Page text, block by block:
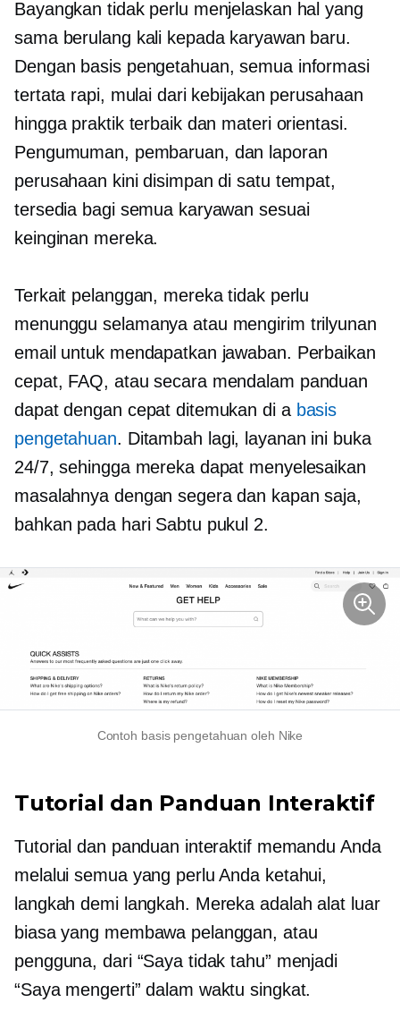
Bayangkan tidak perlu menjelaskan hal yang
sama berulang kali kepada karyawan baru.
Dengan basis pengetahuan, semua informasi
tertata rapi, mulai dari kebijakan perusahaan
hingga praktik terbaik dan materi orientasi.
Pengumuman, pembaruan, dan laporan
perusahaan kini disimpan di satu tempat,
tersedia bagi semua karyawan sesuai
keinginan mereka.
Terkait pelanggan, mereka tidak perlu
menunggu selamanya atau mengirim trilyunan
email untuk mendapatkan jawaban. Perbaikan
cepat, FAQ, atausecara mendalam panduan
dapat dengan cepat ditemukan di a basis
pengetahuan. Ditambah lagi, layanan ini buka
24/7, sehingga mereka dapat menyelesaikan
masalahnya dengan segera dan kapan saja,
bahkan pada hari Sabtu pukul 2.
Contoh basis pengetahuan oleh Nike
Tutorial dan Panduan Interaktif
Tutorial dan panduan interaktif memandu Anda
melalui semua yang perlu Anda ketahui,
langkah demi langkah. Mereka adalah alat luar
biasa yang membawa pelanggan, atau
pengguna, dari “Saya tidak tahu” menjadi
“Saya mengerti” dalam waktu singkat.